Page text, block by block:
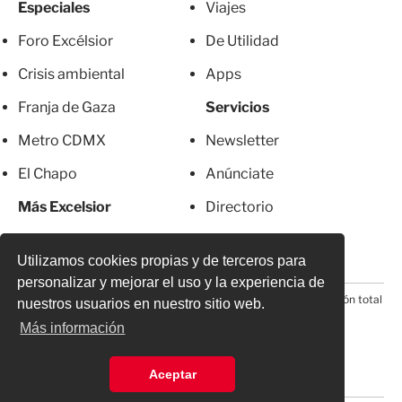
Utilizamos cookies propias y de terceros para
personalizar y mejorar el uso y la experiencia de
nuestros usuarios en nuestro sitio web.
Más información
Aceptar
Especiales
Foro Excélsior
Crisis ambiental
Franja de Gaza
Metro CDMX
El Chapo
Más Excelsior
Viajes
De Utilidad
Apps
Servicios
Newsletter
Anúnciate
Directorio
© 2026 Todos los derechos reservados. Prohibida la reproducción total
o parcial, incluyendo cualquier medio electrónico*